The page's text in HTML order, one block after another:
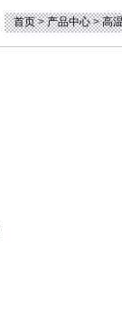
首页>产品中心>高